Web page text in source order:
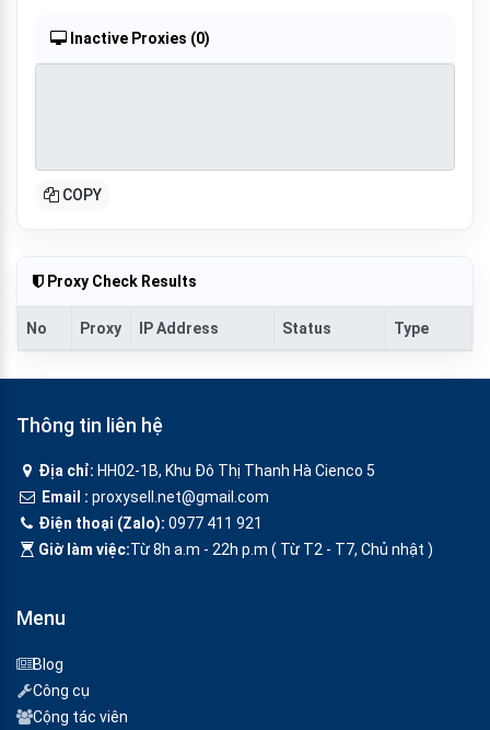
Inactive Proxies (0)
COPY
Proxy Check Results
No Proxy IP Address Status Type
Thông tin liên hệ
Địa chỉ: HH02-1B, Khu Đô Thị Thanh Hà Cienco 5
Email : proxysell.net@gmail.com
Điện thoại (Zalo): 0977 411 921
Giờ làm việc:Từ 8h a.m - 22h p.m ( Từ T2 - T7, Chủ nhật )
Menu
Blog
Công cụ
Cộng tác viên